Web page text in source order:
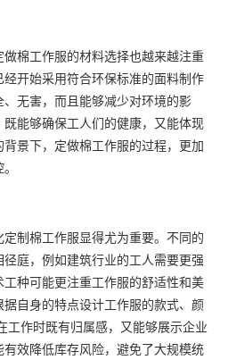
棉工作服的材料选择也越来越注重
开始采用符合环保标准的面料制作
无害，而且能够减少对环境的影
能够确保工人们的健康，又能体现
景下，定做棉工作服的过程，更加
制棉工作服显得尤为重要。不同的
庭，例如建筑行业的工人需要更强
种可能更注重工作服的舒适性和美
自身的特点设计工作服的款式、颜
工作时既有归属感，又能够展示企业
效降低库存风险，避免了大规模统